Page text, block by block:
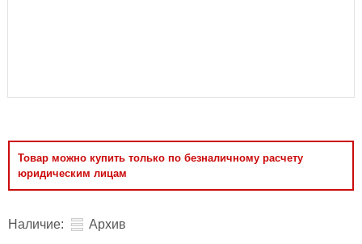
Товар можно купить только по безналичному расчету
юридическим лицам
Наличие: Архив